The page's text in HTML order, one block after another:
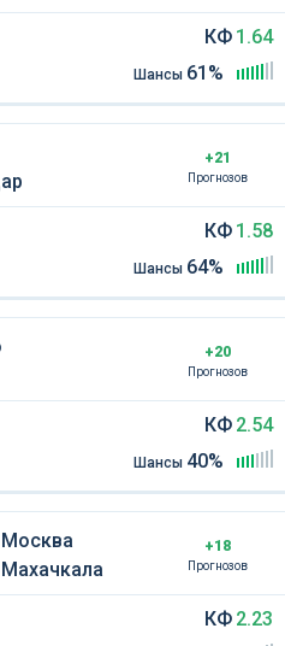
КФ 1.64
Шансы 61%
+21
Прогнозов
КФ 1.58
Шансы 64%
+20
Прогнозов
КФ 2.54
Шансы 40%
+18
Прогнозов
КФ 2.23